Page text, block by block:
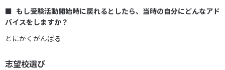
もし受験活動開始時に戻れるとしたら、当時の自分にどんなアド
バイスをしますか？
とにかくがんばる
志望校選び